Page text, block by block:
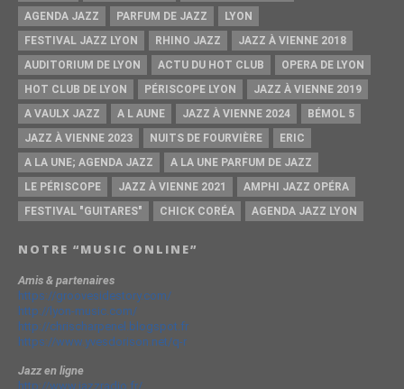
AUDITORIUM DE LYON
ACTU DU HOT CLUB
HOT CLUB DE LYON
PÉRISCOPE LYON
JAZZ À VIENNE 2019
A VAULX JAZZ
A L AUNE JAZZ À VIENNE 2024
BÉMOL 5
JAZZ À VIENNE 2023
NUITS DE FOURVIÈRE
ERIC
A LA UNE; AGENDA JAZZ
A LA UNE PARFUM DE JAZZ
LE PÉRISCOPE
JAZZ À VIENNE 2021
AMPHI JAZZ OPÉRA
FESTIVAL "GUITARES"
CHICK CORÉA AGENDA JAZZ LYON
NOTRE “MUSIC ONLINE”
https://groovesidestory.com/
http://chrischarpenel.blogspot.fr
https://www.yvesdorison.net/q-r
Jazz en ligne
http://www.jazzradio.fr/
http://www.jazzavienne.com/